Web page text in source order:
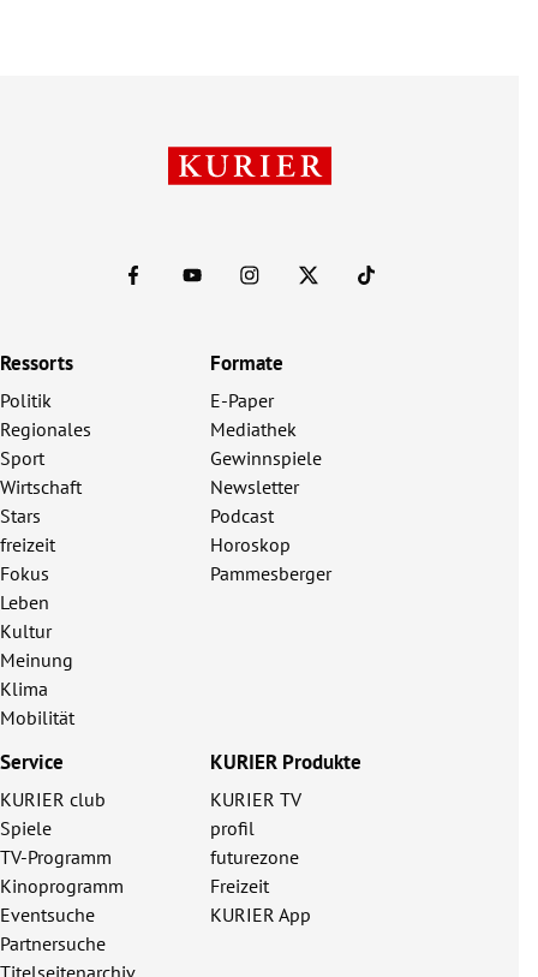
Ressorts
Politik
Regionales
Sport
Wirtschaft
Stars
freizeit
Fokus
Leben
Kultur
Meinung
Klima
Mobilität
Formate
E-Paper
Mediathek
Gewinnspiele
Newsletter
Podcast
Horoskop
Pammesberger
Service
KURIER club
Spiele
TV-Programm
Kinoprogramm
Eventsuche
Partnersuche
Titelseitenarchiv
KURIER Produkte
KURIER TV
profil
futurezone
Freizeit
KURIER App